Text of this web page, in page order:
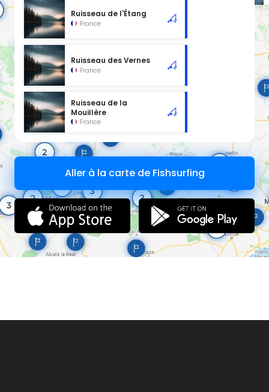
Ruisseau de l'Étang
France
Ruisseau des Vernes
France
Ruisseau de la
Mouillère
France
Aller à la carte de Fishsurfing